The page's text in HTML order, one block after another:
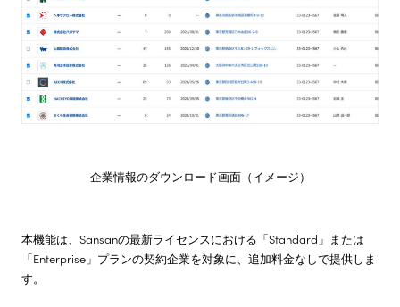
企業情報のダウンロード画面（イメージ）
本機能は、Sansanの最新ライセンスにおける「Standard」または
「Enterprise」プランの契約企業を対象に、追加料金なしで提供しま
す。